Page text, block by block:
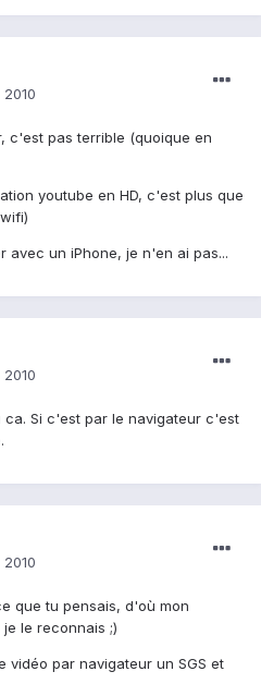
c'est pas terrible (quoique en
youtube en HD, c'est plus que
avec un iPhone, je n'en ai pas...
Si c'est par le navigateur c'est
que tu pensais, d'où mon
le reconnais ;)
par navigateur un SGS et